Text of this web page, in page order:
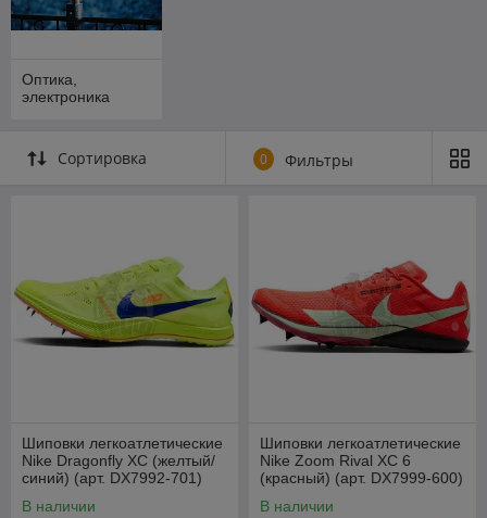
Оптика,
электроника
Сортировка 0 Фильтры
Шиповки легкоатлетические
Nike Dragonfly XC (желтый/
синий) (арт. DX7992-701)
В наличии
Шиповки легкоатлетические
Nike Zoom Rival XC 6
(красный) (арт. DX7999-600)
В наличии